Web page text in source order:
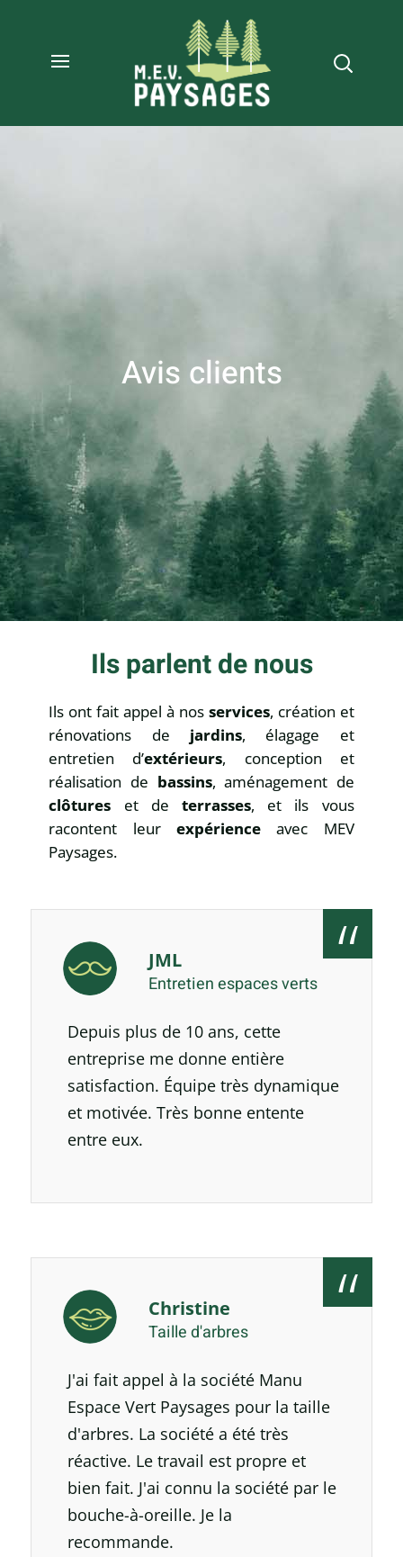
Avis clients
Ils parlent de nous
Ils ont fait appel à nos services, création et
rénovations de jardins, élagage et
entretien d’extérieurs, conception et
réalisation de bassins, aménagement de
clôtures et de terrasses, et ils vous
racontent leur expérience avec MEV
Paysages.
JML
Entretien espaces verts
Depuis plus de 10 ans, cette
entreprise me donne entière
satisfaction. Équipe très dynamique
et motivée. Très bonne entente
entre eux.
Christine
Taille d'arbres
J'ai fait appel à la société Manu
Espace Vert Paysages pour la taille
d'arbres. La société a été très
réactive. Le travail est propre et
bien fait. J'ai connu la société par le
bouche-à-oreille. Je la
recommande.